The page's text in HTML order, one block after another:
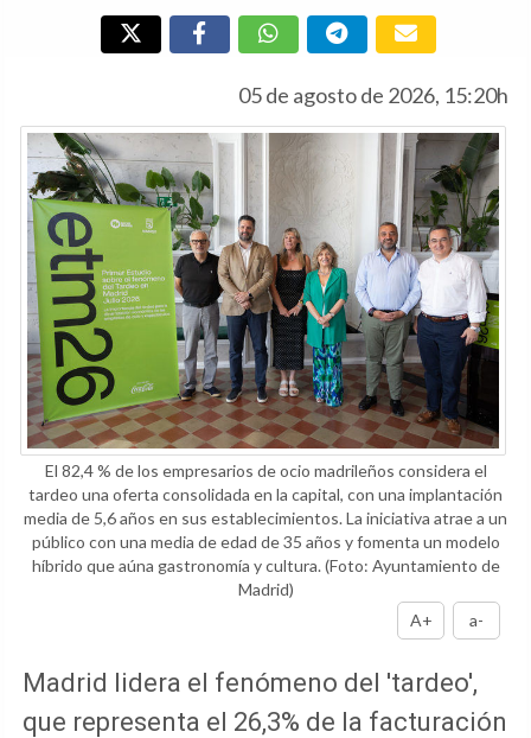
05 de agosto de 2026, 15:20h
El 82,4 % de los empresarios de ocio madrileños considera el
tardeo una oferta consolidada en la capital, con una implantación
media de 5,6 años en sus establecimientos. La iniciativa atrae a un
público con una media de edad de 35 años y fomenta un modelo
híbrido que aúna gastronomía y cultura.(Foto: Ayuntamiento de
Madrid)
A+
a-
Madrid lidera el fenómeno del 'tardeo',
que representa el 26,3% de la facturación